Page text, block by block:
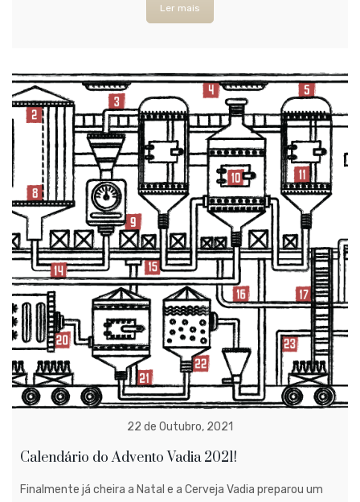
Ler mais
22 de Outubro, 2021
Calendário do Advento Vadia 2021!
Finalmente já cheira a Natal e a Cerveja Vadia preparou um